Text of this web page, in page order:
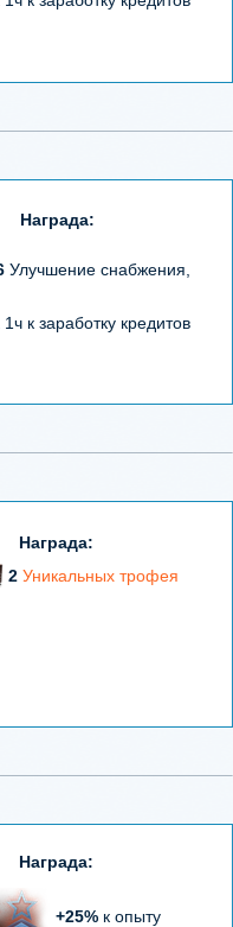
Награда:
Улучшение снабжения,
к заработку кредитов
Награда:
2 Уникальных трофея
Награда:
+25% к опыту